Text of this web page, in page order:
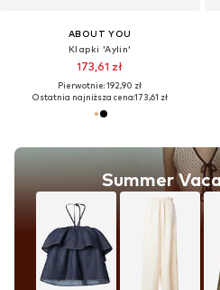
ABOUT YOU
Klapki 'Aylin'
173,61 zł
Pierwotnie: 192,90 zł
Ostatnia najniższa cena:173,61 zł
Summer